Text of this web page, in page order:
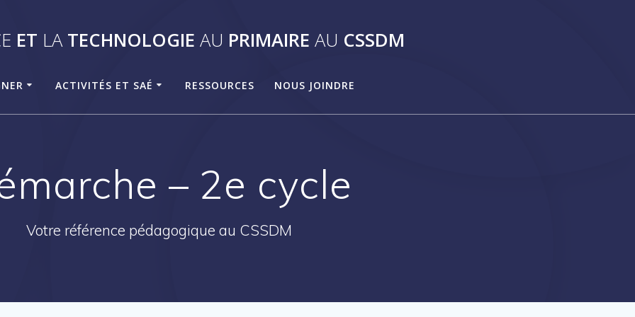
ET LATECHNOLOGIE AU PRIMAIRE AU CSSDM
ACTIVITÉS ET SAÉ RESSOURCES NOUS JOINDRE
– 2e cycle
Votre référence pédagogique au CSSDM